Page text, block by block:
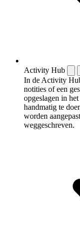
Activity Hub
In de Activity
notities of een
opgeslagen in
handmatig te
worden
weggeschreven.